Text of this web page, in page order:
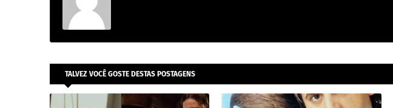
TALVEZ VOCÊ GOSTE DESTAS POSTAGENS